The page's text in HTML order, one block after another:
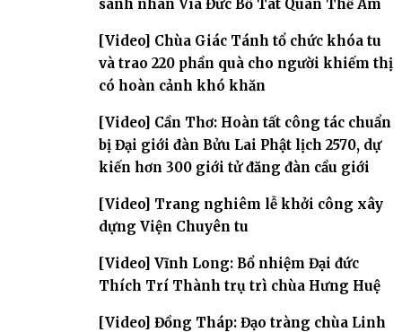
sanh nhân Vía Đức Bồ Tát Quán Thế Âm
[Video] Chùa Giác Tánh tổ chức khóa tu
và trao 220 phần quà cho người khiếm thị
có hoàn cảnh khó khăn
[Video] Cần Thơ: Hoàn tất công tác chuẩn
bị Đại giới đàn Bửu Lai Phật lịch 2570, dự
kiến hơn 300 giới tử đăng đàn cầu giới
[Video] Trang nghiêm lễ khởi công xây
dựng Viện Chuyên tu
[Video] Vĩnh Long: Bổ nhiệm Đại đức
Thích Trí Thành trụ trì chùa Hưng Huệ
[Video] Đồng Tháp: Đạo tràng chùa Linh